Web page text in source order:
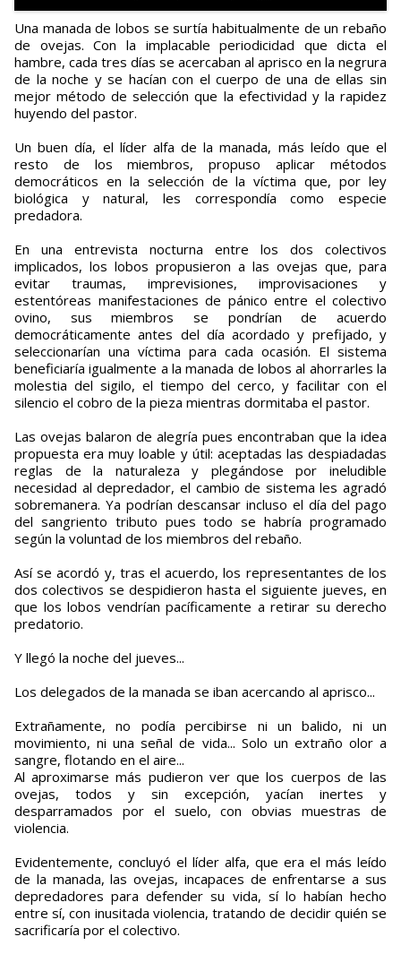
Una manada de lobos se surtía habitualmente de un rebaño
de ovejas. Con la implacable periodicidad que dicta el
hambre, cada tres días se acercaban al aprisco en la negrura
de la noche y se hacían con el cuerpo de una de ellas sin
mejor método de selección que la efectividad y la rapidez
huyendo del pastor.
Un buen día, el líder alfa de la manada, más leído que el
resto de los miembros, propuso aplicar métodos
democráticos en la selección de la víctima que, por ley
biológica y natural, les correspondía como especie
predadora.
En una entrevista nocturna entre los dos colectivos
implicados, los lobos propusieron a las ovejas que, para
evitar traumas, imprevisiones, improvisaciones y
estentóreas manifestaciones de pánico entre el colectivo
ovino, sus miembros se pondrían de acuerdo
democráticamente antes del día acordado y prefijado, y
seleccionarían una víctima para cada ocasión. El sistema
beneficiaría igualmente a la manada de lobos al ahorrarles la
molestia del sigilo, el tiempo del cerco, y facilitar con el
silencio el cobro de la pieza mientras dormitaba el pastor.
Las ovejas balaron de alegría pues encontraban que la idea
propuesta era muy loable y útil: aceptadas las despiadadas
reglas de la naturaleza y plegándose por ineludible
necesidad al depredador, el cambio de sistema les agradó
sobremanera. Ya podrían descansar incluso el día del pago
del sangriento tributo pues todo se habría programado
según la voluntad de los miembros del rebaño.
Así se acordó y, tras el acuerdo, los representantes de los
dos colectivos se despidieron hasta el siguiente jueves, en
que los lobos vendrían pacíficamente a retirar su derecho
predatorio.
Y llegó la noche del jueves...
Los delegados de la manada se iban acercando al aprisco...
Extrañamente, no podía percibirse ni un balido, ni un
movimiento, ni una señal de vida... Solo un extraño olor a
sangre, flotando en el aire...
Al aproximarse más pudieron ver que los cuerpos de las
ovejas, todos y sin excepción, yacían inertes y
desparramados por el suelo, con obvias muestras de
violencia.
Evidentemente, concluyó el líder alfa, que era el más leído
de la manada, las ovejas, incapaces de enfrentarse a sus
depredadores para defender su vida, sí lo habían hecho
entre sí, con inusitada violencia, tratando de decidir quién se
sacrificaría por el colectivo.